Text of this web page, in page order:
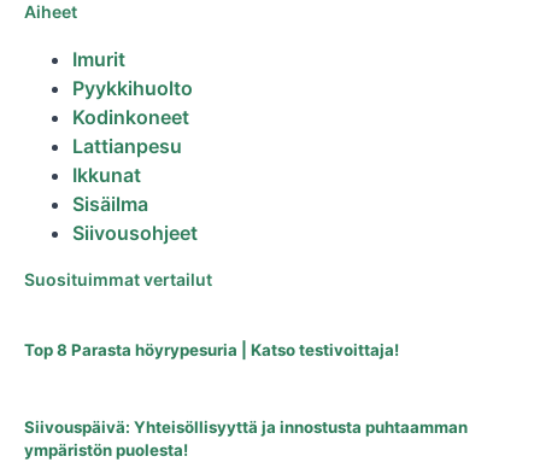
Aiheet
Imurit
Pyykkihuolto
Kodinkoneet
Lattianpesu
Ikkunat
Sisäilma
Siivousohjeet
Suosituimmat vertailut
Top 8 Parasta höyrypesuria | Katso testivoittaja!
Siivouspäivä: Yhteisöllisyyttä ja innostusta puhtaamman
ympäristön puolesta!